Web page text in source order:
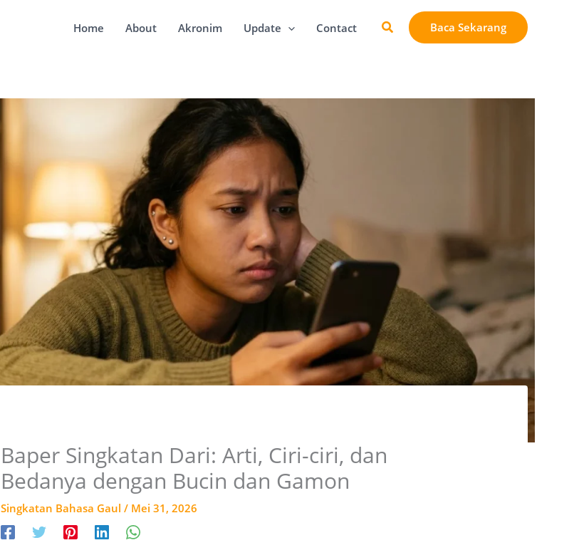
Home About Akronim Update Contact Cari Baca Sekarang
Baper Singkatan Dari: Arti, Ciri-ciri, dan
Bedanya dengan Bucin dan Gamon
Singkatan Bahasa Gaul / Mei 31, 2026